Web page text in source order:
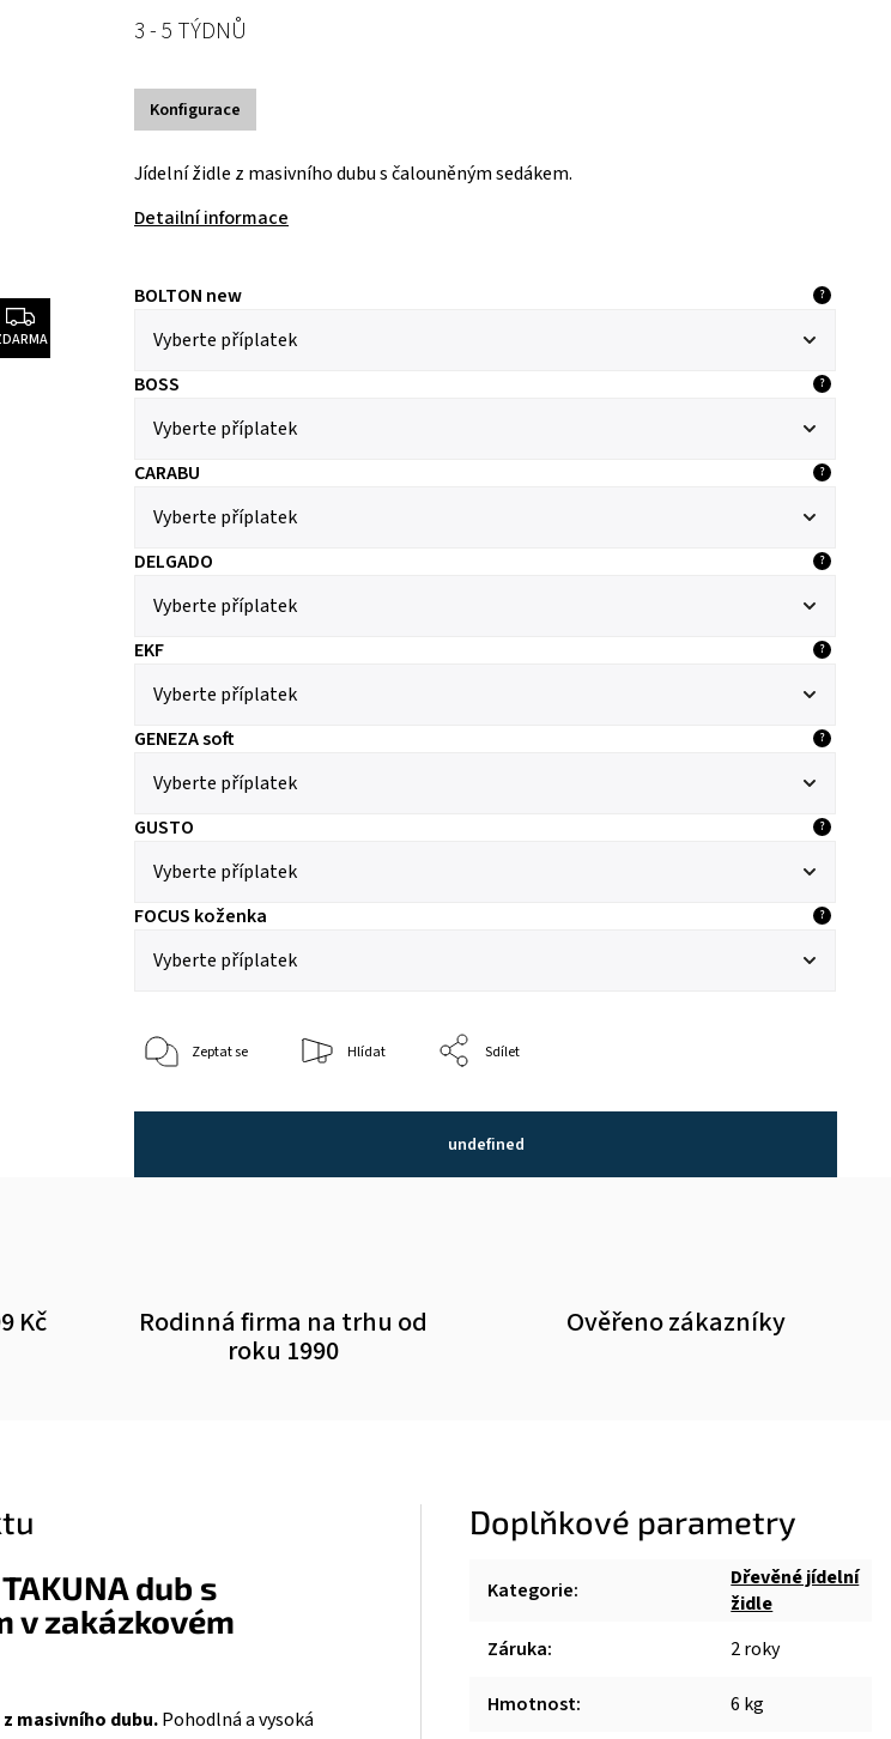
Konfigurace
Jídelní židle z masivního dubu s čalouněným sedákem.
Detailní informace
BOLTON new ?
BOSS ?
CARABU ?
DELGADO ?
EKF ?
GENEZA soft ?
GUSTO ?
FOCUS koženka ?
3 - 5 TÝDNŮ
Zeptat se Hlídat Sdílet
undefined
Kč Rodinná firma na trhu od
roku 1990
Ověřeno zákazníky
dub s
v zakázkovém
z masivního dubu.Pohodlná a vysoká
Doplňkové parametry
Kategorie:
Dřevěné jídelní
židle
Záruka: 2 roky
Hmotnost: 6 kg